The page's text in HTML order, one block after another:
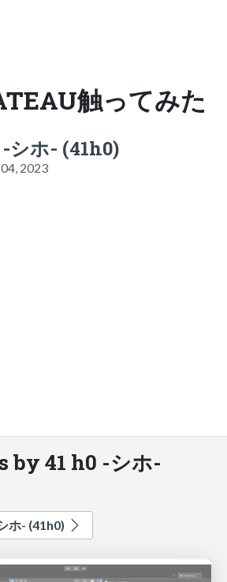
触ってみた
シホ- (‪41h0‬)
2023
by 41 h0 -シホ-
ホ- (‪41h0‬)